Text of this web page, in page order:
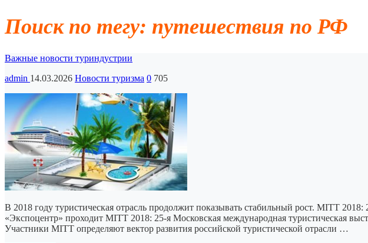
Поиск по тегу: путешествия по РФ
Важные новости туриндустрии
admin 14.03.2026 Новости туризма 0 705
В 2018 году туристическая отрасль продолжит показывать стабильный рост. MITT
«Экспоцентр» проходит MITT 2018: 25-я Московская международная туристическая
Участники MITT определяют вектор развития российской туристической отрасли …